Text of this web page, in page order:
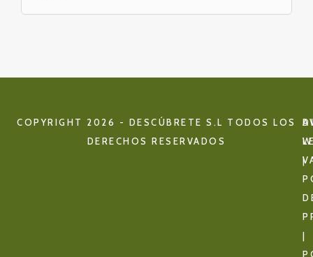
COPYRIGHT 2026 - DESCÚBRETE S.L TODOS LOS
DERECHOS RESERVADOS
|
|